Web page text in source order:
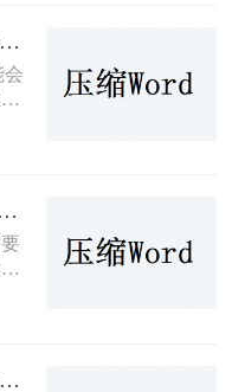
Word文档太大怎么压缩？教你三招轻松压缩！
会
如何将Word文件压缩到10M以内？介绍三个高效的方法！
Word文件太大了怎么压缩？这四个快速方法值得试试！